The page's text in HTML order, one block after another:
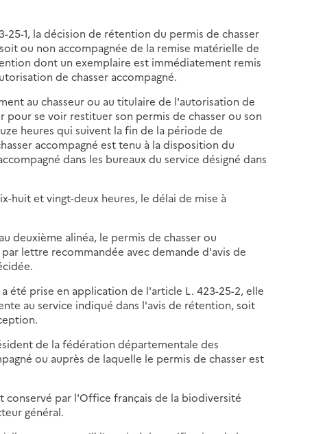
25-1, la décision de rétention du permis de chasser
ou non accompagnée de la remise matérielle de
dont un exemplaire est immédiatement remis
de chasser accompagné.
au chasseur ou au titulaire de l'autorisation de
pour se voir restituer son permis de chasser ou son
heures qui suivent la fin de la période de
accompagné est tenu à la disposition du
dans les bureaux du service désigné dans
huit et vingt-deux heures, le délai de mise à
deuxième alinéa, le permis de chasser ou
lettre recommandée avec demande d'avis de
été prise en application de l'article L. 423-25-2, elle
au service indiqué dans l'avis de rétention, soit
de la fédération départementale des
ou auprès de laquelle le permis de chasser est
conservé par l'Office français de la biodiversité
général.